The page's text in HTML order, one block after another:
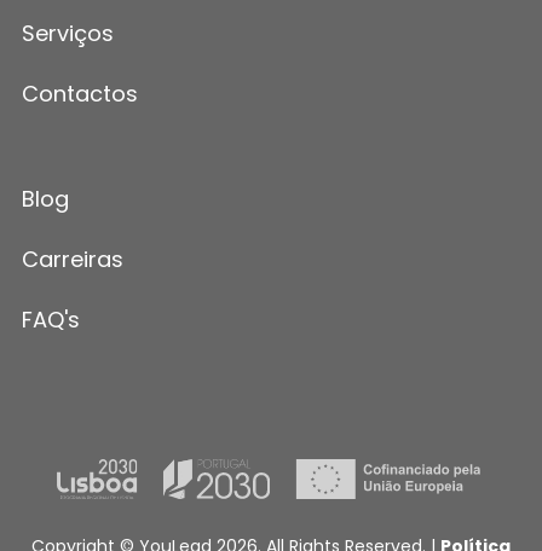
Serviços
Contactos
Blog
Carreiras
FAQ's